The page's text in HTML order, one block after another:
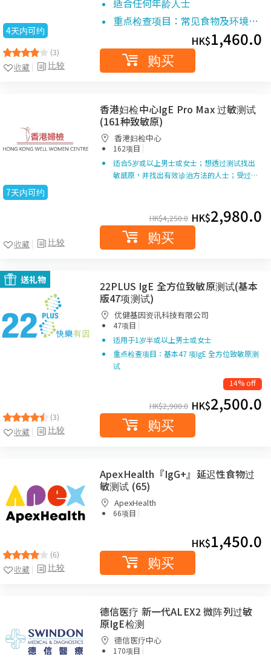
4天内可约
(3)
比较
收藏
适合任何年龄人士
重点检查项目：常见食物及环境…
HK$1,460.0
购买
7天内可约
比较
收藏
香港妇检中心IgE Pro Max 过敏测试
(161种致敏原)
香港妇检中心
162项目 |
适合5岁或以上男士或女士；想透过测试找出
敏感原，并找出有效诊治方法的人士；受过…
HK$4,250.0 HK$2,980.0
购买
送礼物
(3)
比较
收藏
22PLUS IgE 全方位致敏原测试(基本
版47项测试)
优健基因资讯科技有限公司
47项目 |
适用于1岁半或以上男士或女士
重点检查项目：基本47 项IgE 全方位致敏原测
试
14% off
HK$2,900.0 HK$2,500.0
购买
(6)
比较
收藏
ApexHealth『IgG+』延迟性食物过
敏测试 (65)
ApexHealth
66项目 |
HK$1,450.0
购买
德信医疗 新一代ALEX2 微阵列过敏
原IgE检测
德信医疗中心
170项目 |